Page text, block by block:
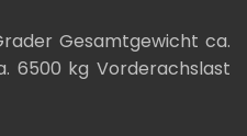
Gesamtgewicht ca.
6500 kg Vorderachslast